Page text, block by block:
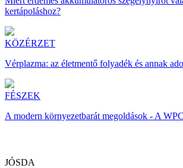
kertápoláshoz?
KÖZÉRZET
Vérplazma: az életmentő folyadék és annak
FÉSZEK
A modern környezetbarát megoldások - A
JÓSDA